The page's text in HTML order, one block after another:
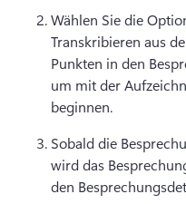
Wählen Sie die
Transkribieren aus
Punkten in den
um mit der
beginnen.
Sobald die
wird das
den